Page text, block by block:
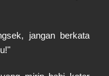
jangan berkata